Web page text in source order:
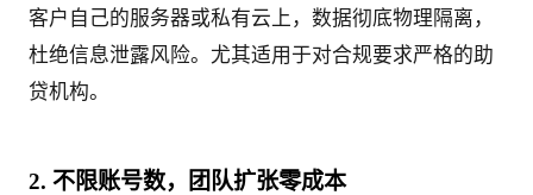
客户自己的服务器或私有云上，数据彻底物理隔离，
杜绝信息泄露风险。尤其适用于对合规要求严格的助
贷机构。
2. 不限账号数，团队扩张零成本